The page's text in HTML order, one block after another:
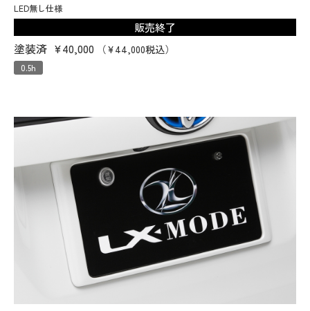
LED無し仕様
販売終了
塗装済 ¥40,000 （¥44,000税込）
0.5h